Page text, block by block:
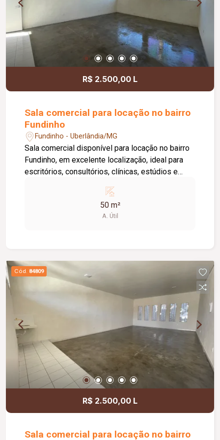
de segurança e internet disponível. Como
diferencial, existe a possibilidade de ampliação
da área da sala, conforme a necessidade do
locatário. Entre em contato para mais
informações e agende uma visita.
R$ 2.500,00 L
Sala comercial para locação no bairro
Fundinho
Fundinho - Uberlândia/MG
Sala comercial disponível para locação no bairro
Fundinho, em excelente localização, ideal para
escritórios, consultórios, clínicas, estúdios e
aproximadamente 50 m², forro em gesso, copa,
ponto de água, interfone e acesso por senha,
oferecendo praticidade e funcionalidade para o
banheiros feminino e masculino com
acessibilidade, controle de acesso facial, água
inclusa no condomínio, zelador e limpeza das
áreas comuns, copa, DML (Depósito de Material
de Limpeza), sistema de ronda, alarme, câmeras
de segurança e internet disponível. Como
diferencial, existe a possibilidade de ampliação
da área da sala, conforme a necessidade do
locatário. Entre em contato para mais
informações e agende uma visita.
50 m²
A. Útil
Cód. 84809
R$ 2.500,00 L
Sala comercial para locação no bairro